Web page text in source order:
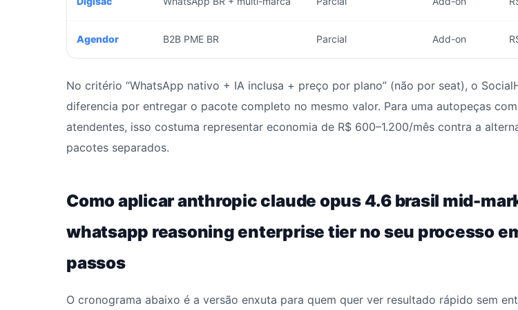
Agendor B2B PME BR Parcial Add-on
No critério “WhatsApp nativo + IA inclusa + preço por plano” (não por seat), o
diferencia por entregar o pacote completo no mesmo valor. Para uma autopeças com
atendentes, isso costuma representar economia de R$ 600–1.200/mês contra a
pacotes separados.
Como aplicar anthropic claude opus 4.6 brasil mid-
whatsapp reasoning enterprise tier no seu processo
passos
O cronograma abaixo é a versão enxuta para quem quer ver resultado rápido sem